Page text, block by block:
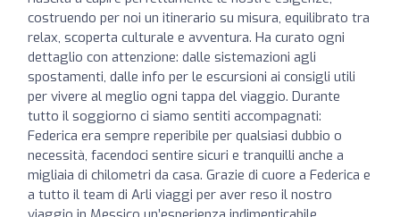
costruendo per noi un itinerario su misura, equilibrato tra
relax, scoperta culturale e avventura. Ha curato ogni
dettaglio con attenzione: dalle sistemazioni agli
spostamenti, dalle info per le escursioni ai consigli utili
per vivere al meglio ogni tappa del viaggio. Durante
tutto il soggiorno ci siamo sentiti accompagnati:
Federica era sempre reperibile per qualsiasi dubbio o
necessità, facendoci sentire sicuri e tranquilli anche a
migliaia di chilometri da casa. Grazie di cuore a Federica e
a tutto il team di Arli viaggi per aver reso il nostro